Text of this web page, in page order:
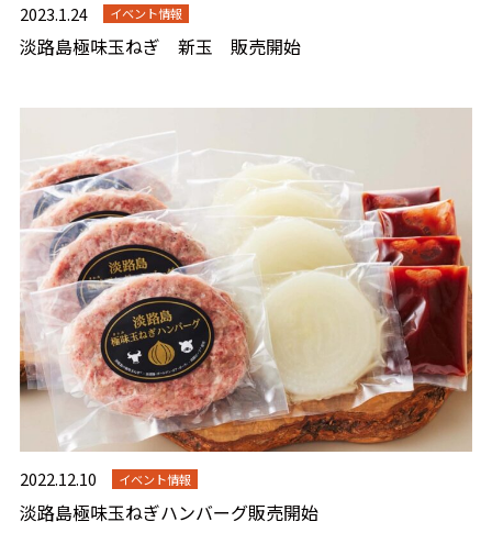
2023.1.24 イベント情報
淡路島極味玉ねぎ 新玉 販売開始
2022.12.10 イベント情報
淡路島極味玉ねぎハンバーグ販売開始